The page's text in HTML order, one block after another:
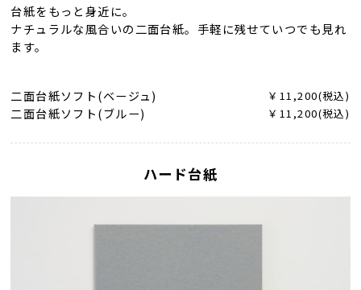
台紙をもっと身近に。
ナチュラルな風合いの二面台紙。手軽に残せていつでも見れ
ます。
二面台紙ソフト(ベージュ) ￥11,200(税込)
二面台紙ソフト(ブルー) ￥11,200(税込)
ハード台紙